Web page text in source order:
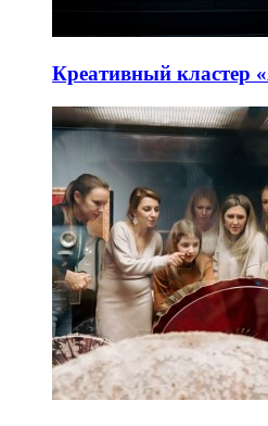
Креативный кластер